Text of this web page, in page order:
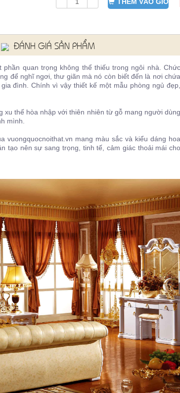
ĐÁNH GIÁ SẢN PHẨM
quan trọng không thể thiếu trong ngôi nhà. Chức
để nghĩ ngơi, thư giãn mà nó còn biết đến là nơi chứa
đình. Chính vì vậy thiết kế một mẫu phòng ngủ đẹp,
xu thế hòa nhập với thiên nhiên từ gỗ mang người dùng
mình.
vuongquocnoithat.vn mang màu sắc và kiểu dáng hoa
tạo nên sự sang trọng, tinh tế, cảm giác thoải mái cho